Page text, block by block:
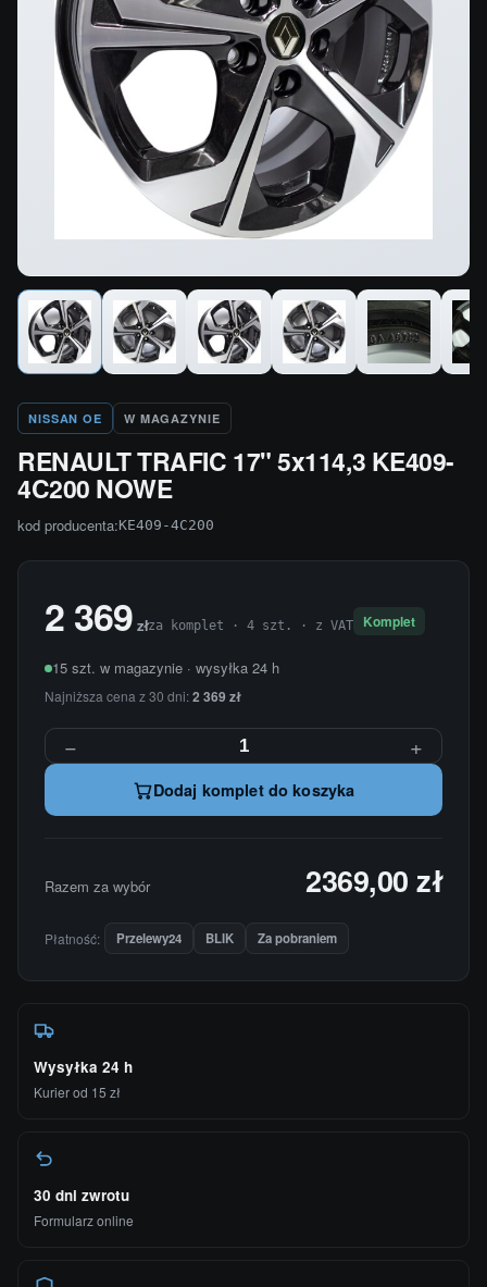
NISSAN OE W MAGAZYNIE
RENAULT TRAFIC 17" 5x114,3 KE409-
4C200 NOWE
kod producenta:KE409-4C200
2 369 złza komplet · 4 szt. · z VAT Komplet
15 szt. w magazynie · wysyłka 24 h
Najniższa cena z 30 dni:2 369 zł
− +
Dodaj komplet do koszyka
Razem za wybór 2369,00 zł
Płatność: Przelewy24 BLIK Za pobraniem
Wysyłka 24 h
Kurier od 15 zł
30 dni zwrotu
Formularz online